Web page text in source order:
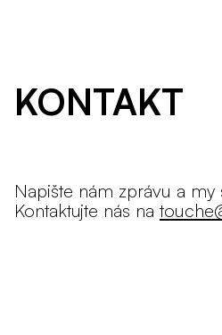
KONTAKT
Napište nám zprávu a
Kontaktujte nás na